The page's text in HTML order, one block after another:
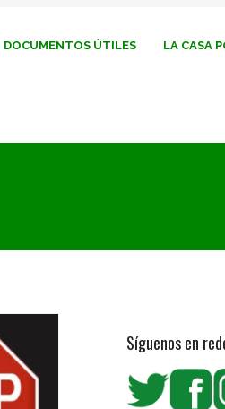
DOCUMENTOS ÚTILES LA CASA
Síguenos en